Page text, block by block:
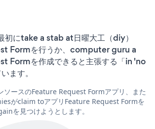
初にtake a stab at日曜大工（diy）
Formを行うか、computer guru a
Formを作成できると主張する「in 'no
ます。
ソースのFeature Request Formアプリ、また
がclaim toアプリFeature Request Formを
を見つけようとします。